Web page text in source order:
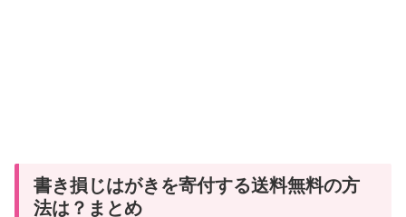
書き損じはがきを寄付する送料無料の方
法は？まとめ